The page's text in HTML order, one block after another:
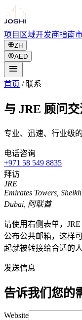
项目 区域开发商指南
ZH
AED
首页 /联系
与 JRE 顾问
专业、迅速、行业级
电话咨询
+971 58 549 8835
拜访
JRE
Emirates Towers,
Dubai 阿联酋
请使用右侧表单，
公布公共邮箱，这样
起就被转接给合适的人
发送信息
告诉我们您的
Website